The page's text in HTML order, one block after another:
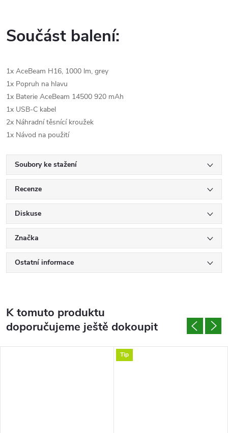
Součást balení:
1x AceBeam H16, 1000 lm, grey
1x Popruh na hlavu
1x Baterie AceBeam 14500 920 mAh
1x USB-C kabel
2x Náhradní těsnící kroužek
1x Návod na použití
Soubory ke stažení
Recenze
Diskuse
Značka
Ostatní informace
K tomuto produktu
doporučujeme ještě dokoupit
Tip